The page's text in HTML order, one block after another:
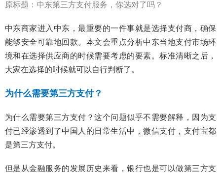
原标题：中东第三方支付服务，你选对了吗？
中东商家进入中东，最重要的一件事就是选择支付商，确保
能够安全可靠地回款。本文会重点分析中东当地支付市场环
境和在选择供应商的时候需要考虑的要素。标准清晰之后，
大家在选择的时候就可以自行判断了。
为什么需要第三方支付？
为什么需要第三方支付？这个问题似乎不需要解释，因为支
付已经渗透到了中国人的日常生活中，微信支付，支付宝都
是第三方支付。
但是从金融服务的发展历史来看，银行也是可以做第三方支